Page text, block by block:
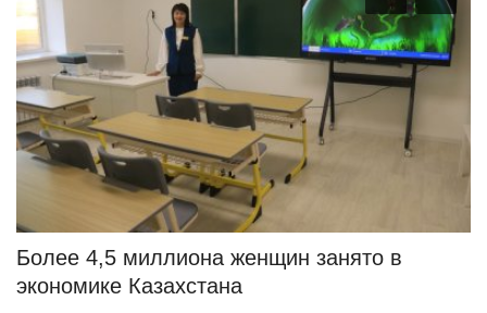
Более 4,5 миллиона женщин занято в
экономике Казахстана